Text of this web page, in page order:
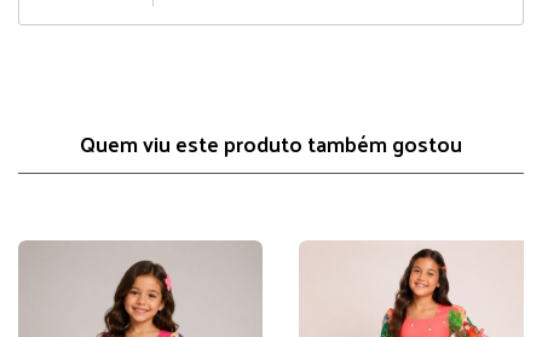
Quem viu este produto também gostou